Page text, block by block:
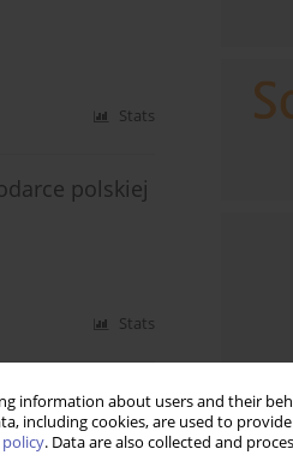
information about users and their
including cookies, are used to provide
policy. Data are also collected and
Stats
polskiej
Stats
syntetycznego